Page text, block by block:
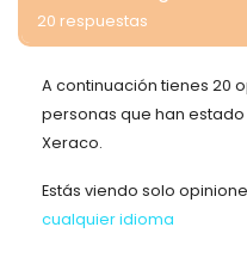
20 respuestas
A continuación tienes 20
personas que han
Xeraco.
Estás viendo solo
cualquier idioma